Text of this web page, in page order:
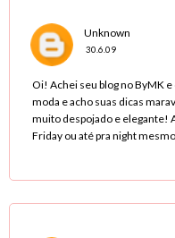
Unknown
30.6.09
Oi! Achei seu blog no ByMK
moda e acho suas dicas
muito despojado e elegante!
Friday ou até pra night